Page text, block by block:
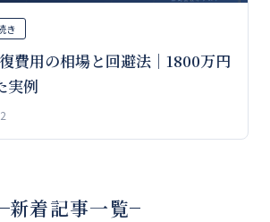
き
費用の相場と回避法｜1800万円
実例
新着記事一覧